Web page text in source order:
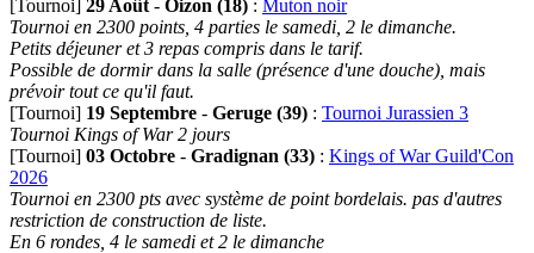
[Tournoi] 29 Août - Oizon (18) : Muton noir
Tournoi en 2300 points, 4 parties le samedi, 2 le dimanche.
Petits déjeuner et 3 repas compris dans le tarif.
Possible de dormir dans la salle (présence d'une douche), mais
prévoir tout ce qu'il faut.
[Tournoi] 19 Septembre - Geruge (39) : Tournoi Jurassien 3
Tournoi Kings of War 2 jours
[Tournoi] 03 Octobre - Gradignan (33) : Kings of War Guild'Con
2026
Tournoi en 2300 pts avec système de point bordelais. pas d'autres
restriction de construction de liste.
En 6 rondes, 4 le samedi et 2 le dimanche